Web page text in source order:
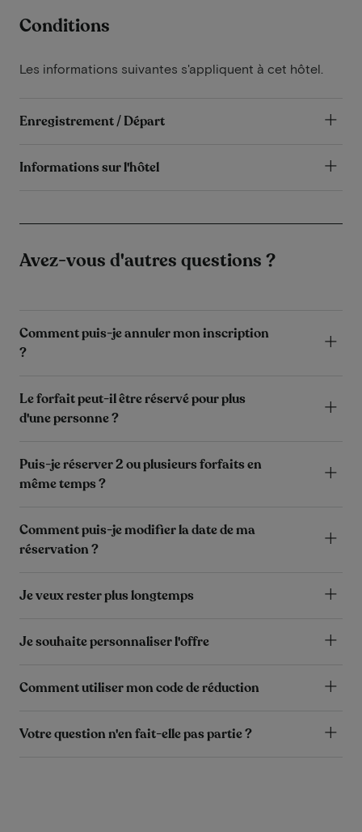
Conditions
Les informations suivantes s'appliquent à cet hôtel.
Enregistrement / Départ
Informations sur l'hôtel
Avez-vous d'autres questions ?
Comment puis-je annuler mon inscription
?
Le forfait peut-il être réservé pour plus
d'une personne ?
Puis-je réserver 2 ou plusieurs forfaits en
même temps ?
Comment puis-je modifier la date de ma
réservation ?
Je veux rester plus longtemps
Je souhaite personnaliser l'offre
Comment utiliser mon code de réduction
Votre question n'en fait-elle pas partie ?